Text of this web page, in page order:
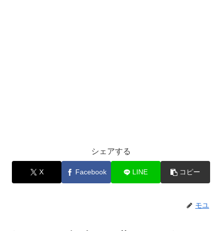
シェアする
X Facebook LINE コピー
モユ